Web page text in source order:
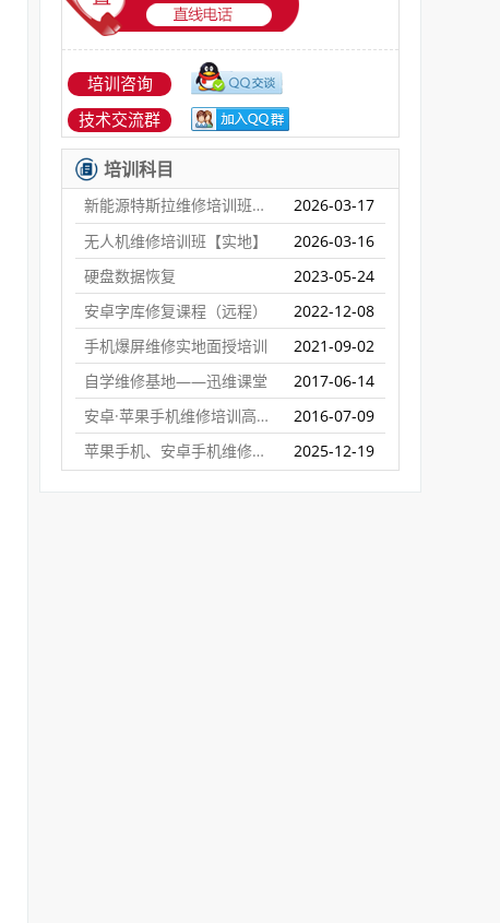
培训咨询
技术交流群
培训科目
新能源特斯拉维修培训班【实地】
2026-03-17
无人机维修培训班【实地】
2026-03-16
硬盘数据恢复
2023-05-24
安卓字库修复课程（远程）
2022-12-08
手机爆屏维修实地面授培训
2021-09-02
自学维修基地——迅维课堂
2017-06-14
安卓·苹果手机维修培训高级班【实地】
2016-07-09
苹果手机、安卓手机维修培训（远程网络班）
2025-12-19